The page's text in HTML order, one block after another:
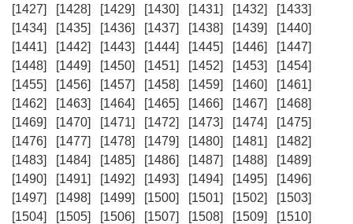
[1427]
[1428] [1429] [1430] [1431] [1432]
[1433]
[1434]
[1435] [1436] [1437] [1438] [1439]
[1440]
[1441]
[1442] [1443] [1444] [1445] [1446]
[1447]
[1448]
[1449] [1450] [1451] [1452] [1453]
[1454]
[1455]
[1456] [1457] [1458] [1459] [1460]
[1461]
[1462]
[1463] [1464] [1465] [1466] [1467]
[1468]
[1469]
[1470] [1471] [1472] [1473] [1474]
[1475]
[1476]
[1477] [1478] [1479] [1480] [1481]
[1482]
[1483]
[1484] [1485] [1486] [1487] [1488]
[1489]
[1490]
[1491] [1492] [1493] [1494] [1495]
[1496]
[1497]
[1498] [1499] [1500] [1501] [1502]
[1503]
[1504]
[1505] [1506] [1507] [1508] [1509]
[1510]